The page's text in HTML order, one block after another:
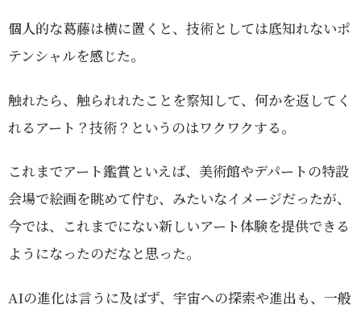
個人的な葛藤は横に置くと、技術としては底知れないポ
テンシャルを感じた。
触れたら、触られれたことを察知して、何かを返してく
れるアート？技術？というのはワクワクする。
これまでアート鑑賞といえば、美術館やデパートの特設
会場で絵画を眺めて佇む、みたいなイメージだったが、
今では、これまでにない新しいアート体験を提供できる
ようになったのだなと思った。
AIの進化は言うに及ばず、宇宙への探索や進出も、一般